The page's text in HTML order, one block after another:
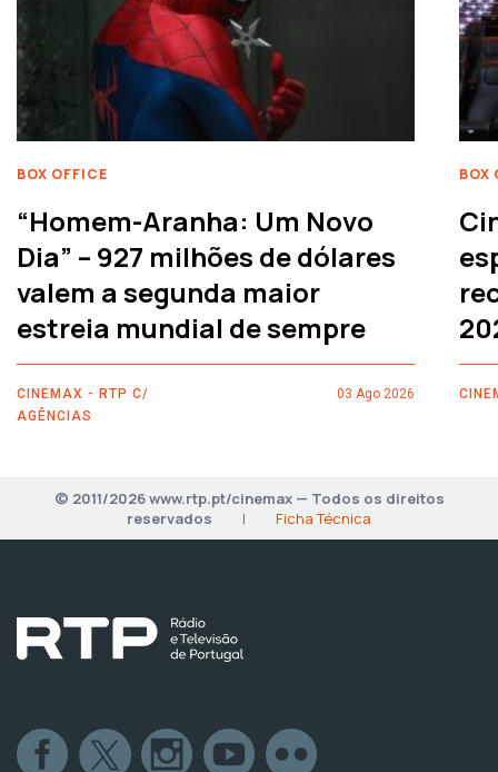
BOX OFFICE
“Homem-Aranha: Um Novo
Dia” – 927 milhões de dólares
valem a segunda maior
estreia mundial de sempre
CINEMAX - RTP C/
AGÊNCIAS
03 Ago 2026
BOX
© 2011/2026 www.rtp.pt/cinemax — Todos os direitos
reservados
| Ficha Técnica